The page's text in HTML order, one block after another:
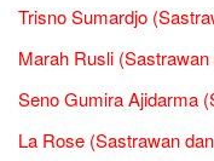
Trisno Sumardjo
Marah Rusli (Sastrawan
Seno Gumira Ajidarma
La Rose (Sastrawan